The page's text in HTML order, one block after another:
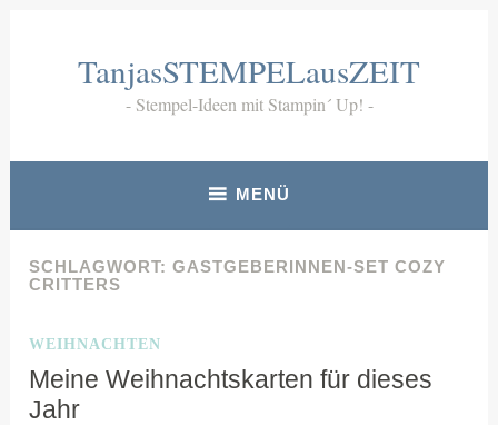
TanjasSTEMPELausZEIT
Stempel-Ideen mit Stampin´ Up!
MENÜ
SCHLAGWORT:GASTGEBERINNEN-SET COZY
CRITTERS
WEIHNACHTEN
Meine Weihnachtskarten für dieses
Jahr